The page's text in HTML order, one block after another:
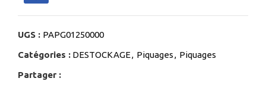
UGS : PAPG01250000
Catégories : DESTOCKAGE, Piquages, Piquages
Partager :